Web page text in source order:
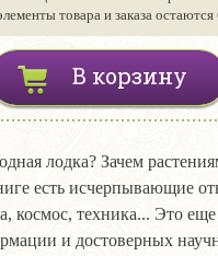
товара и заказа остаются
В корзину
лодка? Зачем
есть исчерпывающие
техника... Это еще
и достоверных